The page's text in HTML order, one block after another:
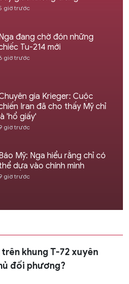
giờ trước
đang chờ đón những
Tu-214 mới
giờ trước
gia Krieger: Cuộc
Iran đã cho thấy Mỹ chỉ
'hổ giấy'
giờ trước
Mỹ: Nga hiểu rằng chỉ có
dựa vào chính mình
giờ trước
khung T-72 xuyên
đối phương?